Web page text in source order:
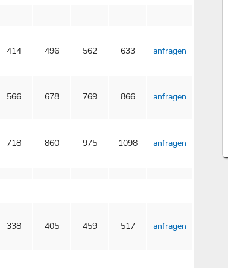
414 496 562 633 anfragen
566 678 769 866 anfragen
718 860 975 1098 anfragen
338 405 459 517 anfragen